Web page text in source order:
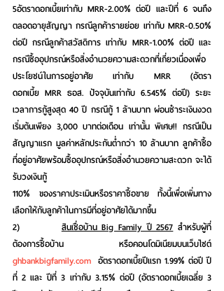
5อัตราดอกเบี้ยเท่ากับ MRR-2.00% ต่อปี และปีที่ 6 จนถึง
ตลอดอายุสัญญา กรณีลูกค้ารายย่อย เท่ากับ MRR-0.50%
ต่อปี กรณีลูกค้าสวัสดิการ เท่ากับ MRR-1.00% ต่อปี และ
กรณีซื้ออุปกรณ์หรือสิ่งอำนวยความสะดวกที่เกี่ยวเนื่องเพื่อ
ประโยชน์ในการอยู่อาศัย เท่ากับ MRR (อัตรา
ดอกเบี้ย MRR ธอส. ปัจจุบันเท่ากับ 6.545% ต่อปี) ระยะ
เวลาการกู้สูงสุด 40 ปี กรณีกู้ 1 ล้านบาท ผ่อนชำระเงินงวด
เริ่มต้นเพียง 3,000 บาทต่อเดือน เท่านั้น พิเศษ!! กรณีเป็น
สัญญาแรก มูลค่าหลักประกันต่ำกว่า 10 ล้านบาท ลูกค้าซื้อ
ที่อยู่อาศัยพร้อมซื้ออุปกรณ์หรือสิ่งอำนวยความสะดวก จะได้
รับวงเงินกู้
110% ของราคาประเมินหรือราคาซื้อขาย ทั้งนี้เพื่อเพิ่มทาง
เลือกให้กับลูกค้าในการมีที่อยู่อาศัยได้มากขึ้น
2) สินเชื่อบ้าน Big Family ปี 2567 สำหรับผู้ที่
ghbankbigfamily.com อัตราดอกเบี้ยปีแรก 1.99% ต่อปี ปี
ที่ 2 และ ปีที่ 3 เท่ากับ 3.15% ต่อปี (อัตราดอกเบี้ยเฉลี่ย 3